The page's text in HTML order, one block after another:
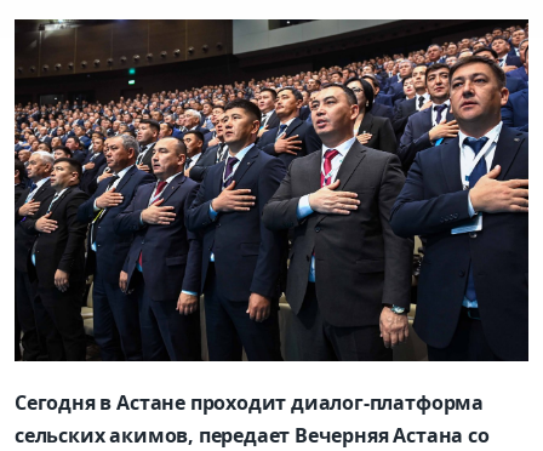
Сегодня в Астане проходит диалог-платформа
сельских акимов, передает Вечерняя Астана со